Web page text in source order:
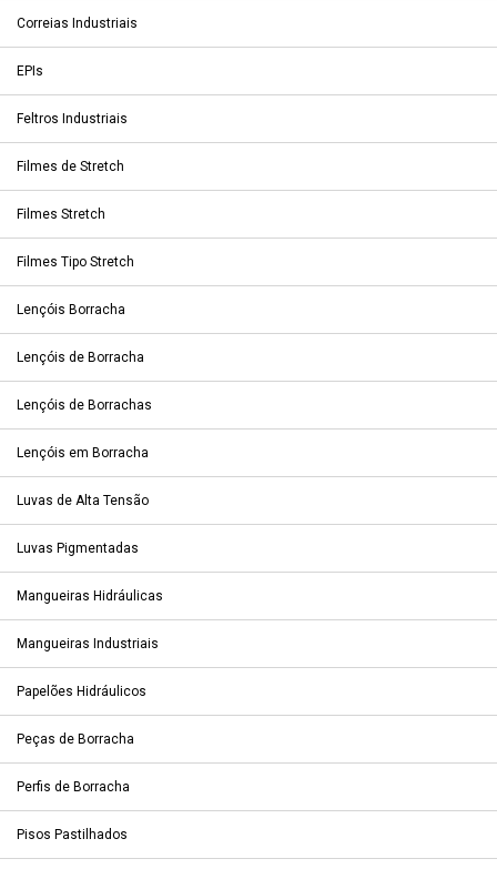
Correias Industriais
EPIs
Feltros Industriais
Filmes de Stretch
Filmes Stretch
Filmes Tipo Stretch
Lençóis Borracha
Lençóis de Borracha
Lençóis de Borrachas
Lençóis em Borracha
Luvas de Alta Tensão
Luvas Pigmentadas
Mangueiras Hidráulicas
Mangueiras Industriais
Papelões Hidráulicos
Peças de Borracha
Perfis de Borracha
Pisos Pastilhados